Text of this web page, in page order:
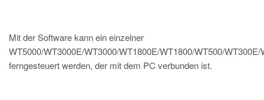
Mit der Software kann ein einzelner
WT5000/WT3000E/WT3000/WT1800E/WT1800/WT500/WT300E/
ferngesteuert werden, der mit dem PC verbunden ist.